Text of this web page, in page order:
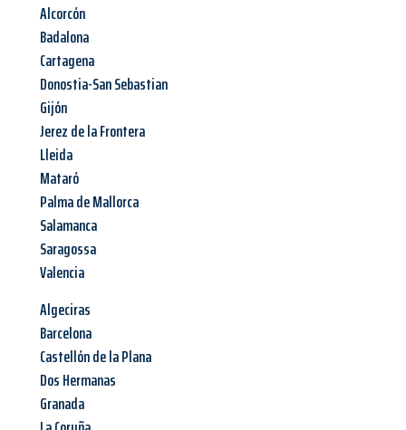
Alcorcón
Badalona
Cartagena
Donostia-San Sebastian
Gijón
Jerez de la Frontera
Lleida
Mataró
Palma de Mallorca
Salamanca
Saragossa
Valencia
Algeciras
Barcelona
Castellón de la Plana
Dos Hermanas
Granada